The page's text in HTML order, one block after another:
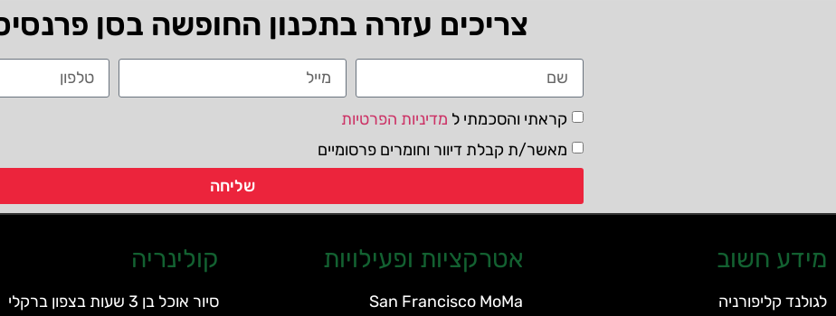
צריכים עזרה בתכנון החופשה בסן
קראתי והסכמתי ל מדיניות הפרטיות
מאשר/ת קבלת דיוור וחומרים פרסומיים
שליחה
מידע חשוב
לגולנד קליפורניה
אטרקציות ופעילויות
San Francisco MoMa
קולינריה
סיור אוכל בן 3 שעות בצפון ברקלי